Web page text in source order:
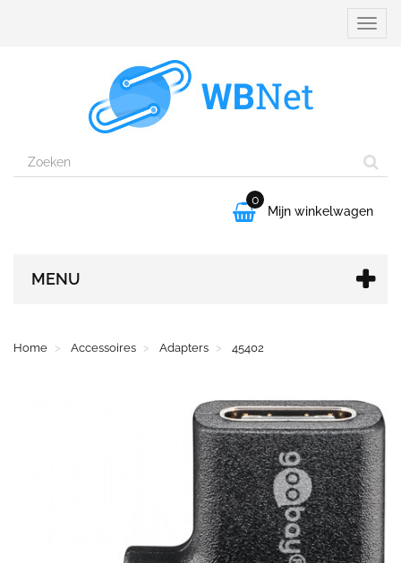

0
Mijn winkelwagen
MENU
Home Accessoires Adapters 45402